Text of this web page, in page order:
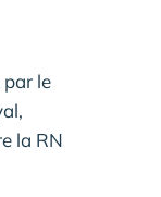
le
la RN